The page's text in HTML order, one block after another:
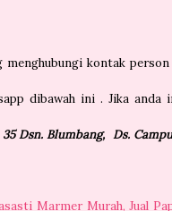
menghubungi kontak
dibawah ini . Jika anda
Dsn. Blumbang, Ds.
Marmer Murah, Jual